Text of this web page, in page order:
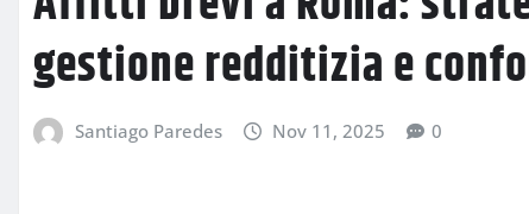
gestione redditizia e
Santiago Paredes Nov 11, 2025 0